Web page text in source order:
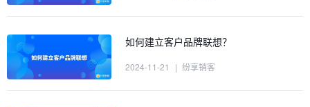
如何建立客户品牌联想？
2024-11-21 | 纷享销客